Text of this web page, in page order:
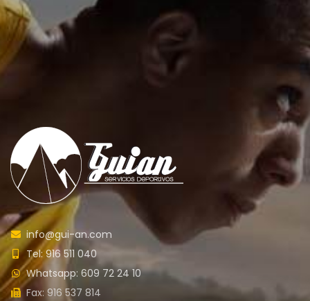
info@gui-an.com
Tel: 916 511 040
Whatsapp: 609 72 24 10
Fax: 916 537 814